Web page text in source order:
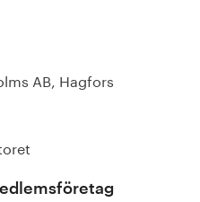
AB, Hagfors